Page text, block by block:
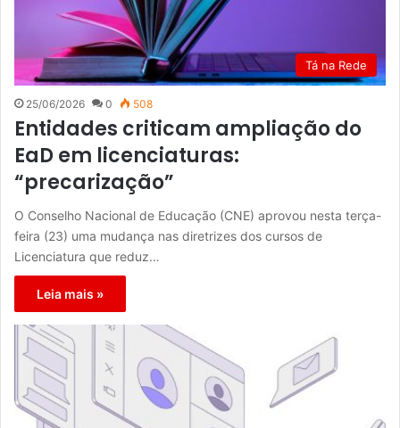
Tá na Rede
25/06/2026 0 508
Entidades criticam ampliação do
EaD em licenciaturas:
“precarização”
O Conselho Nacional de Educação (CNE) aprovou nesta terça-
feira (23) uma mudança nas diretrizes dos cursos de
Licenciatura que reduz…
Leia mais »